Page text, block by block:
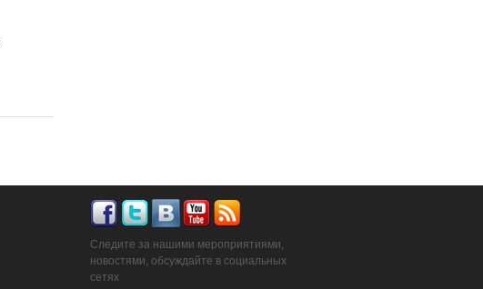
Следите за нашими мероприятиями,
новостями, обсуждайте в социальных
сетях